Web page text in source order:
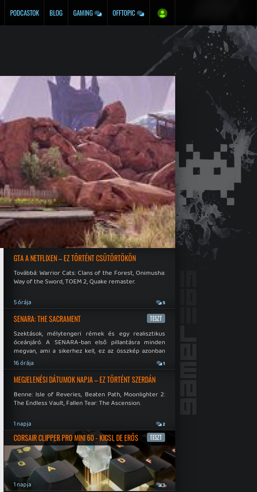
PODCASTOK BLOG GAMING OFFTOPIC
GTA A NETFLIXEN – EZ TÖRTÉNT CSÜTÖRTÖKÖN
Továbbá: Warrior Cats: Clans of the Forest, Onimusha:
Way of the Sword, TOEM 2, Quake remaster.
5 órája 5
SENARA: THE SACRAMENT TESZT
Szektások, mélytengeri rémek és egy realisztikus
óceánjáró. A SENARA-ban első pillantásra minden
megvan, ami a sikerhez kell, ez az összkép azonban
becsapós.
16 órája 1
MEGJELENÉSI DÁTUMOK NAPJA – EZ TÖRTÉNT SZERDÁN
Benne: Isle of Reveries, Beaten Path, Moonlighter 2:
The Endless Vault, Fallen Tear: The Ascension.
1 napja 2
CORSAIR CLIPPER PRO MINI 60 - KICSI, DE ERŐS TESZT
1 napja 3